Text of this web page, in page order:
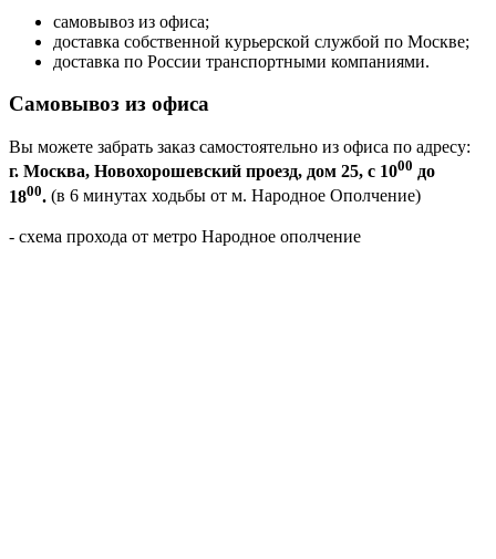
самовывоз из офиса;
доставка собственной курьерской службой по Москве;
доставка по России транспортными компаниями.
Самовывоз из офиса
Вы можете забрать заказ самостоятельно из офиса по адресу:
г. Москва, Новохорошевский проезд, дом 25, с 1000 до
1800. (в 6 минутах ходьбы от м. Народное Ополчение)
- схема прохода от метро Народное ополчение